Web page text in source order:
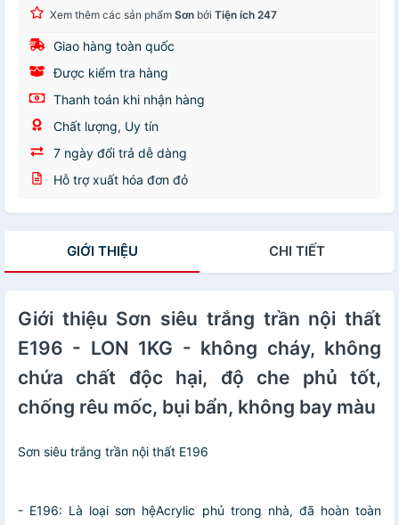
Xem thêm các sản phẩm Sơn bởi Tiện ích 247
Giao hàng toàn quốc
Được kiểm tra hàng
Thanh toán khi nhận hàng
Chất lượng, Uy tín
7 ngày đổi trả dễ dàng
Hỗ trợ xuất hóa đơn đỏ
GIỚI THIỆU CHI TIẾT
Giới thiệu Sơn siêu trắng trần nội thất
E196 - LON 1KG - không cháy, không
chứa chất độc hại, độ che phủ tốt,
chống rêu mốc, bụi bẩn, không bay màu
Sơn siêu trắng trần nội thất E196
- E196: Là loại sơn hệAcrylic phủ trong nhà, đã hoàn toàn